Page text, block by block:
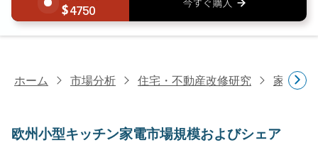
4750
ホーム 市場分析 住宅・不動産改修研究 家電研究
欧州小型キッチン家電市場規模およびシェア